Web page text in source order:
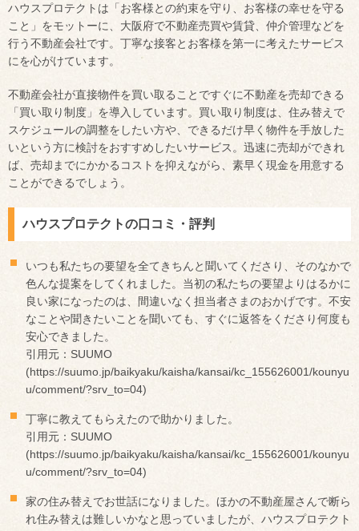
ハウスプロテクトは「お客様との約束を守り、お客様の幸せを守る
こと」をモットーに、大阪府で不動産売買や賃貸、仲介管理などを
行う不動産会社です。丁寧な接客とお客様を第一に考えたサービス
にを心がけています。
不動産会社が直接物件を買い取ることですぐに不動産を売却できる
「買い取り制度」を導入しています。買い取り制度は、住み替えで
スケジュールの調整をしたい方や、できるだけ早く物件を手放した
いという方に検討をおすすめしたいサービス。迅速に売却ができれ
ば、売却までにかかるコストを抑えながら、素早く現金を用意する
ことができるでしょう。
ハウスプロテクトの口コミ・評判
いつも私たちの要望を全てきちんと聞いてくださり、そのなかで
色んな提案をしてくれました。当初の私たちの要望よりはるかに
良い家になったのは、間違いなく担当者さまのおかげです。不安
なことや聞きたいことを聞いても、すぐに返答をくださり何度も
安心できました。
引用元：SUUMO
(https://suumo.jp/baikyaku/kaisha/kansai/kc_155626001/kounyu
u/comment/?srv_to=04)
丁寧に教えてもらえたので助かりました。
引用元：SUUMO
(https://suumo.jp/baikyaku/kaisha/kansai/kc_155626001/kounyu
u/comment/?srv_to=04)
家の住み替えでお世話になりました。ほかの不動産屋さんで断ら
れ住み替えは難しいかなと思っていましたが、ハウスプロテクト